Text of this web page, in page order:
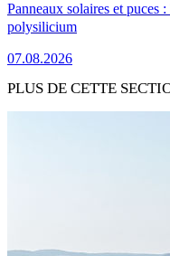
Panneaux solaires et puces
polysilicium
07.08.2026
PLUS DE CETTE